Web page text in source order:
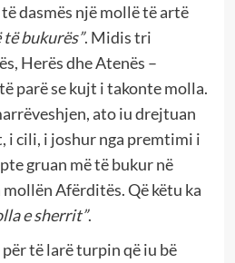
dasmës një mollë të artë
të bukurës”. Midis tri
Herës dhe Atenës –
parë se kujt i takonte molla.
ato iu drejtuan
cili, i joshur nga premtimi i
gruan më të bukur në
Afërditës. Që këtu ka
e sherrit”.
të larë turpin që iu bë